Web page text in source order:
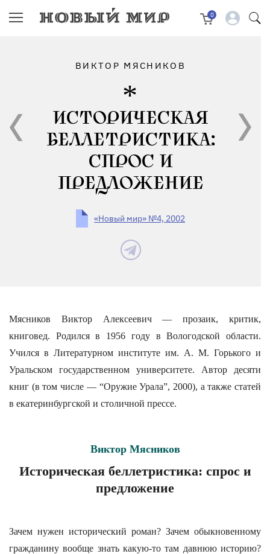
0
ВИКТОР МЯСНИКОВ
ИСТОРИЧЕСКАЯ
БЕЛЛЕТРИСТИКА:
СПРОС И
ПРЕДЛОЖЕНИЕ
«Новый мир» №4, 2002
Мясников Виктор Алексеевич — прозаик, критик,
книговед. Родился в 1956 году в Вологодской области.
Учился в Литературном институте им. А. М. Горького и
Уральском государственном университете. Автор десяти
книг (в том числе — “Оружие Урала”, 2000), а также статей
в екатеринбургской и столичной прессе.
Виктор Мясников
Историческая беллетристика: спрос и
предложение
Зачем нужен исторический роман? Зачем обыкновенному
гражданину вообще знать какую-то там давнюю историю?